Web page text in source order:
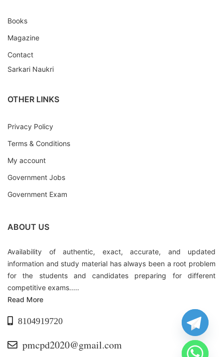
Books
Magazine
Contact
Sarkari Naukri
OTHER LINKS
Privacy Policy
Terms & Conditions
My account
Government Jobs
Government Exam
ABOUT US
Availability of authentic, exact, accurate, and updated
information and study material has always been a root problem
for the students and candidates preparing for different
competitive exams.....
Read More
8104919720
pmcpd2020@gmail.com